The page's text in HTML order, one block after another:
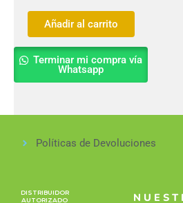
Añadir al carrito
Terminar mi compra vía
Whatsapp
Políticas de Devoluciones
DISTRIBUIDOR
AUTORIZADO